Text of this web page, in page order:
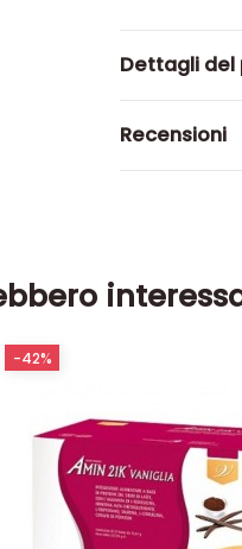
Dettagli
Recensioni
-42%